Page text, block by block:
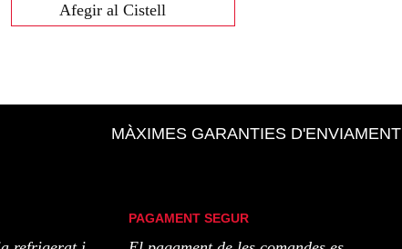
Afegir al Cistell
MÀXIMES GARANTIES D'ENVIAMENT
PAGAMENT SEGUR